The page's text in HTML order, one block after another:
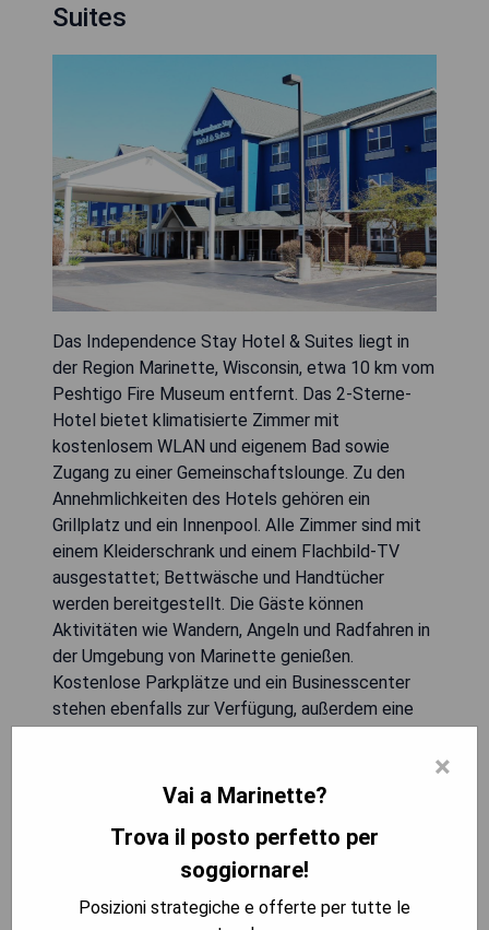
Suites
Das Independence Stay Hotel & Suites liegt in
der Region Marinette, Wisconsin, etwa 10 km vom
Peshtigo Fire Museum entfernt. Das 2-Sterne-
Hotel bietet klimatisierte Zimmer mit
kostenlosem WLAN und eigenem Bad sowie
Zugang zu einer Gemeinschaftslounge. Zu den
Annehmlichkeiten des Hotels gehören ein
Grillplatz und ein Innenpool. Alle Zimmer sind mit
einem Kleiderschrank und einem Flachbild-TV
ausgestattet; Bettwäsche und Handtücher
werden bereitgestellt. Die Gäste können
Aktivitäten wie Wandern, Angeln und Radfahren in
der Umgebung von Marinette genießen.
Kostenlose Parkplätze und ein Businesscenter
stehen ebenfalls zur Verfügung, außerdem eine
International Airport, 88 km entfernt.
- Kostenloses WLAN
- Zentrale Lage für Freizeitaktivitäten
×
Vai a Marinette?
Trova il posto perfetto per
soggiornare!
Posizioni strategiche e offerte per tutte le